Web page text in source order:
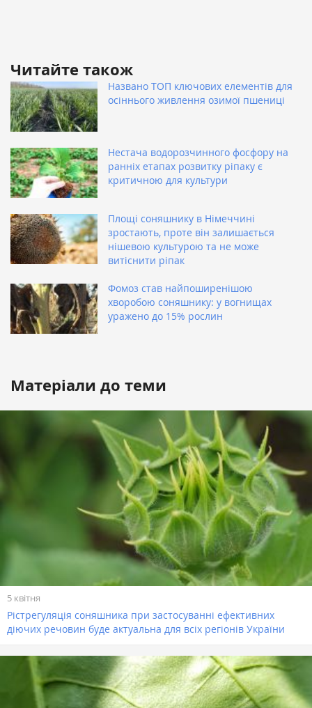
Читайте також
Названо ТОП ключових елементів для
осіннього живлення озимої пшениці
Нестача водорозчинного фосфору на
ранніх етапах розвитку ріпаку є
критичною для культури
Площі соняшнику в Німеччині
зростають, проте він залишається
нішевою культурою та не може
витіснити ріпак
Фомоз став найпоширенішою
хворобою соняшнику: у вогнищах
уражено до 15% рослин
Матеріали до теми
5 квітня
Рістрегуляція соняшника при застосуванні ефективних
діючих речовин буде актуальна для всіх регіонів України